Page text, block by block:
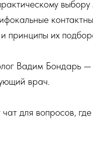
принципы их
Вадим Бондарь
врач.
для вопросов,